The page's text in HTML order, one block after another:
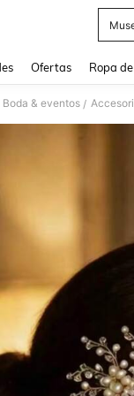
Ofertas Ropa
Boda & eventos /